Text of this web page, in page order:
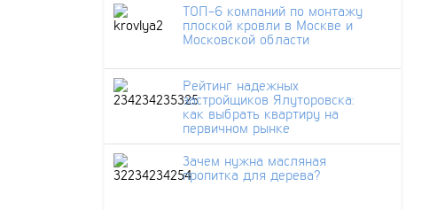
ТОП-6 компаний по монтажу
плоской кровли в Москве и
Московской области
Рейтинг надежных
застройщиков Ялуторовска:
как выбрать квартиру на
первичном рынке
Зачем нужна масляная
пропитка для дерева?